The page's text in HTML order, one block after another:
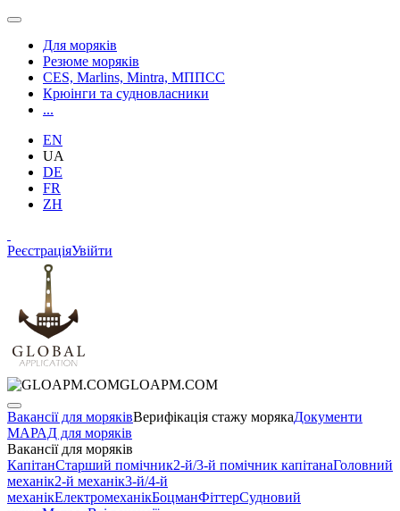
Для моряків
Резюме моряків
CES, Marlins, Mintra, МППСС
Крюінги та судновласники
...
EN
UA
DE
FR
ZH
РеєстраціяУвійти
GLOAPM.COM
Вакансії для моряківВерифікація стажу морякаДокументи
МАРАД для моряків
Вакансії для моряків
КапітанСтарший помічник2-й/3-й помічник капітанаГоловний
механік2-й механік3-й/4-й
механікЕлектромеханікБоцманФіттерСудновий